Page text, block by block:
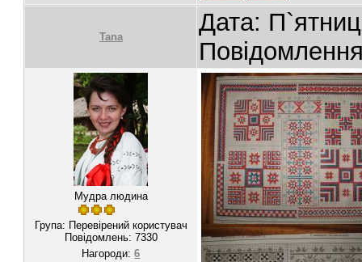
Tana
Дата:
Мудра людина
Група: Перевірений користувач
Повідомлень: 7330
Нагороди:6